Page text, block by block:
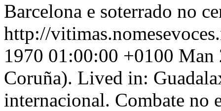
Barcelona e soterrado no
http://
1970 01:00:00 +0100 Man
Coruña). Lived in:
internacional. Combate no